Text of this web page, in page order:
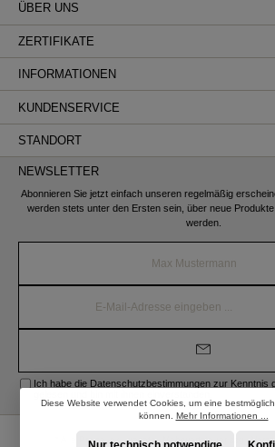
ÜBER UNS
ZERTIFIKATE
INFORMATIONEN
KUNDENSERVICE
STANDORT
NEWSLETTER
Abonnieren Sie jetzt einfach unseren regelmäßig
werden stets unter den Ersten sein, über neue
werden.
Mail-
Ich habe die Datenschutzbestimmungen zur Kenntnis
* Alle Preise inkl. gesetzl. Mehrwertsteuer zzgl.
Diese Website verwendet Cookies, um eine
können. Mehr Informationen ...